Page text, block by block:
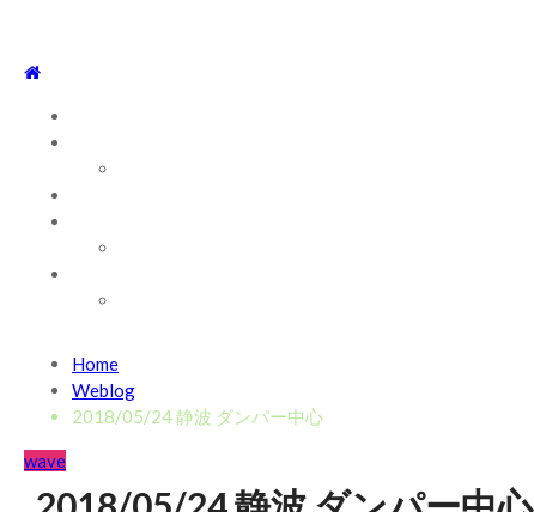
2026/7/28 御前崎方面 よれ入ったダンパー多め
2026/6/4 静波 風弱く見た目よりできました
2026/5/12 静波 久しぶりにいい波2026年5月12日
Home
Weblog
2018/05/24 静波 ダンパー中心
wave